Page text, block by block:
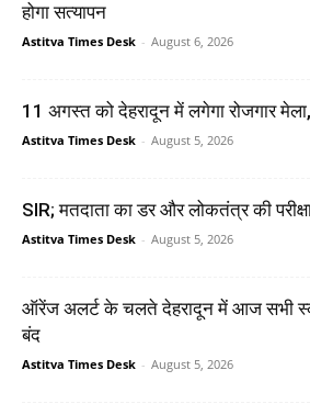
होगा सत्यापन
Astitva Times Desk - August 6, 2026
11 अगस्त को देहरादून में लगेगा रोजगार
Astitva Times Desk - August 5, 2026
SIR; मतदाता का डर और लोकतंत्र की
Astitva Times Desk - August 5, 2026
ऑरेंज अलर्ट के चलते देहरादून में आज सभी
बंद
Astitva Times Desk - August 5, 2026